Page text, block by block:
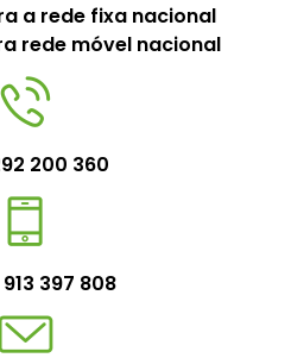
a rede fixa nacional
rede móvel nacional
200 360
397 808